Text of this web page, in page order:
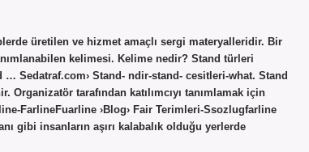
üretilen ve hizmet amaçlı sergi materyalleridir. Bir
kelimesi. Kelime nedir? Stand türleri
Sedatraf.com› Stand- ndir-stand- cesitleri-what. Stand
Organizatör tarafından katılımcıyı tanımlamak için
FarlineFuarline ›Blog› Fair Terimleri-Ssozlugfarline
gibi insanların aşırı kalabalık olduğu yerlerde